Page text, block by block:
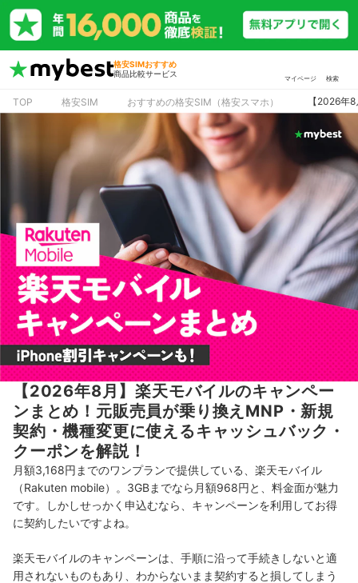
格安SIMおすすめ
商品比較サービス
マイページ 検索
TOP 格安SIM おすすめの格安SIM（格安スマホ） 【2026年
【2026年8月】楽天モバイルのキャンペー
ンまとめ！元販売員が乗り換えMNP・新規
契約・機種変更に使えるキャッシュバック・
クーポンを解説！
月額3,168円までのワンプランで提供している、楽天モバイル
（Rakuten mobile）。3GBまでなら月額968円と、料金面が魅力
です。しかしせっかく申込むなら、キャンペーンを利用してお得
に契約したいですよね。
楽天モバイルのキャンペーンは、手順に沿って手続きしないと適
用されないものもあり、わからないまま契約すると損してしまう